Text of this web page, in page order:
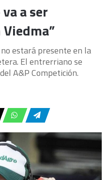
a ser
estará presente en la
El entrerriano se
A&P Competición.